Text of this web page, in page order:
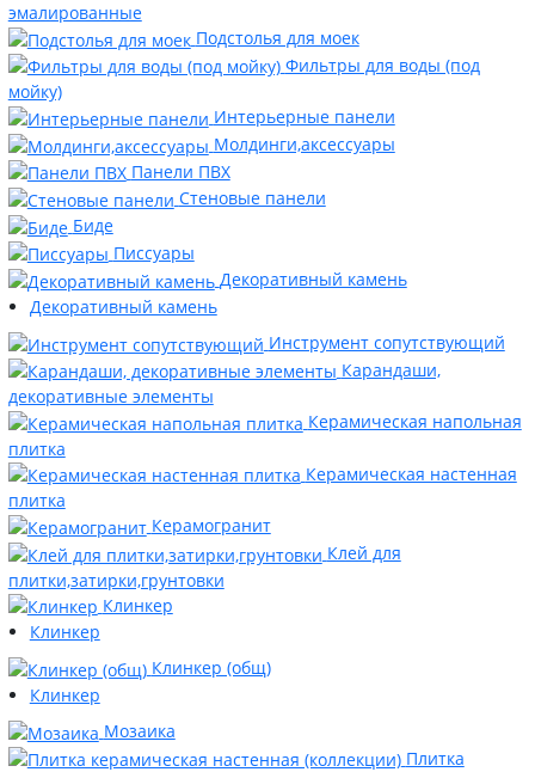
эмалированные
Подстолья для моек
Фильтры для воды (под
мойку)
Интерьерные панели
Молдинги,аксессуары
Панели ПВХ
Стеновые панели
Биде
Писсуары
Декоративный камень
Декоративный камень
Инструмент сопутствующий
Карандаши,
декоративные элементы
Керамическая напольная
плитка
Керамическая настенная
плитка
Керамогранит
Клей для
плитки,затирки,грунтовки
Клинкер
Клинкер
Клинкер (общ)
Клинкер
Мозаика
Плитка